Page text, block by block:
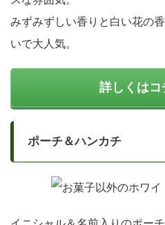
みずみずしい香りと白い花の
いで大人気。
詳しくはコ
ポーチ＆ハンカチ